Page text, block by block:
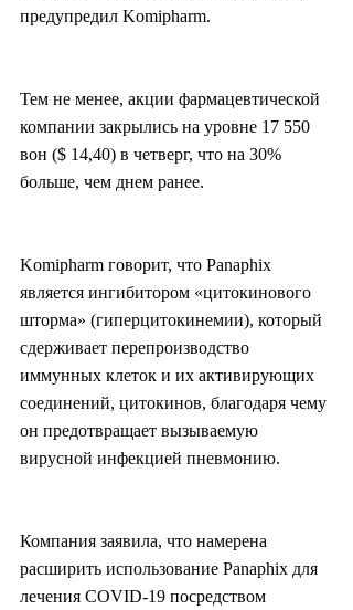
предупредил Komipharm.
Тем не менее, акции фармацевтической
компании закрылись на уровне 17 550
вон ($ 14,40) в четверг, что на 30%
больше, чем днем ранее.
Komipharm говорит, что Panaphix
является ингибитором «цитокинового
шторма» (гиперцитокинемии), который
сдерживает перепроизводство
иммунных клеток и их активирующих
соединений, цитокинов, благодаря чему
он предотвращает вызываемую
вирусной инфекцией пневмонию.
Компания заявила, что намерена
расширить использование Panaphix для
лечения COVID-19 посредством